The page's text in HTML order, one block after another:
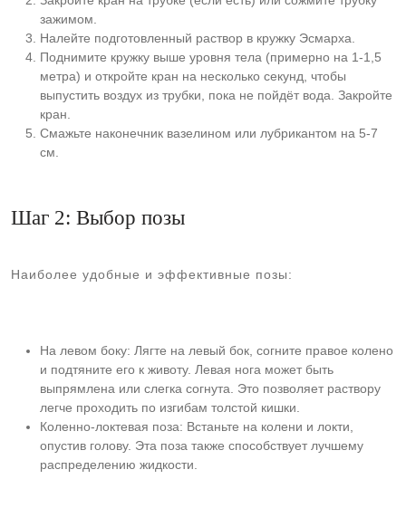
зажимом.
Налейте подготовленный раствор в кружку Эсмарха.
Поднимите кружку выше уровня тела (примерно на 1-1,5
метра) и откройте кран на несколько секунд, чтобы
выпустить воздух из трубки, пока не пойдёт вода. Закройте
кран.
Смажьте наконечник вазелином или лубрикантом на 5-7
см.
Шаг 2: Выбор позы
Наиболее удобные и эффективные позы:
На левом боку: Лягте на левый бок, согните правое колено
и подтяните его к животу. Левая нога может быть
выпрямлена или слегка согнута. Это позволяет раствору
легче проходить по изгибам толстой кишки.
Коленно-локтевая поза: Встаньте на колени и локти,
опустив голову. Эта поза также способствует лучшему
распределению жидкости.